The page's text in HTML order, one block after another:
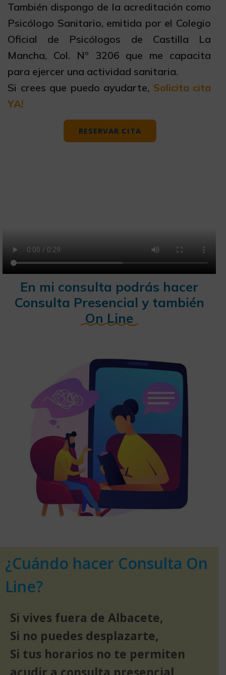
También dispongo de la acreditación como
Psicólogo Sanitario, emitida por el Colegio
Oficial de Psicólogos de Castilla La
Mancha, Col. Nº 3206 que me capacita
para ejercer una actividad sanitaria.
Si crees que puedo ayudarte, Solicita cita
YA!
RESERVAR CITA
En mi consulta podrás hacer
Consulta Presencial y también
On Line
¿Cuándo hacer Consulta On
Line?
Si vives fuera de Albacete,
Si no puedes desplazarte,
Si tus horarios no te permiten